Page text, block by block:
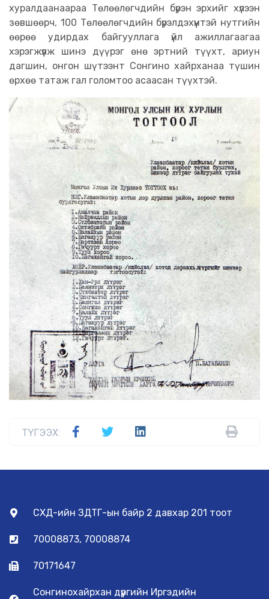
хуралдаанаараа Төлөөлөгчдийн бүрэн эрхийг хүлээн
зөвшөөрч, 100 Төлөөлөгчдийн бүрэлдэхүүнтэй нутгийн
өөрөө удирдах байгууллага үйл ажиллагаагаа
хэрэгжүүлж шинэ дүүрэг өнө эртний түүхт, ариун
дагшин, онгон шүтээнт Сонгино хайрханаа түшин
өрхөө татаж гал голомтоо асаасан түүхтэй.
ТҮГЭЭХ:
СХД-ийн ЗДТГ-ын байр 2 давхар 201 тоот
70008873, 70008874
70171647
Сонгинохайрхан дүүргийн Иргэдийн